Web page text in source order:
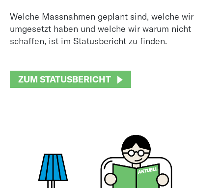
Welche Massnahmen geplant sind, welche wir
umgesetzt haben und welche wir warum nicht
schaffen, ist im Statusbericht zu finden.
ZUM STATUSBERICHT